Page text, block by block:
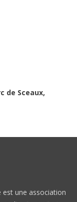
de Sceaux,
est une association